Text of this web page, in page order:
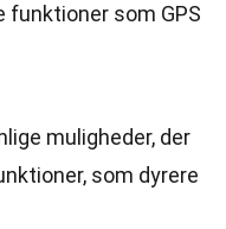
funktioner som GPS
muligheder, der
som dyrere